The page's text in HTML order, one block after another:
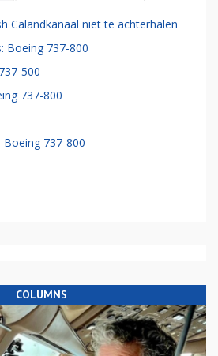
Calandkanaal niet te achterhalen
Boeing 737-800
500
737-800
737-800
COLUMNS